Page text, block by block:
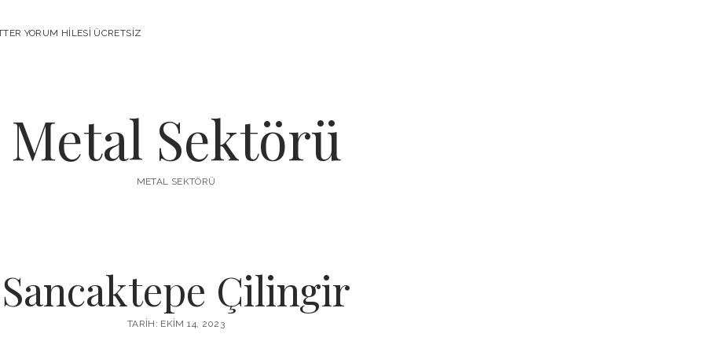
YORUM HILESI ÜCRETSIZ
Metal Sektörü
METAL SEKTÖRÜ
Sancaktepe Çilingir
TARIH: EKIM 14, 2023